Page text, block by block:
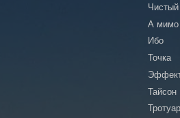
Чистый
А мимо
Ибо
Точка
Тайсон
Тротуар